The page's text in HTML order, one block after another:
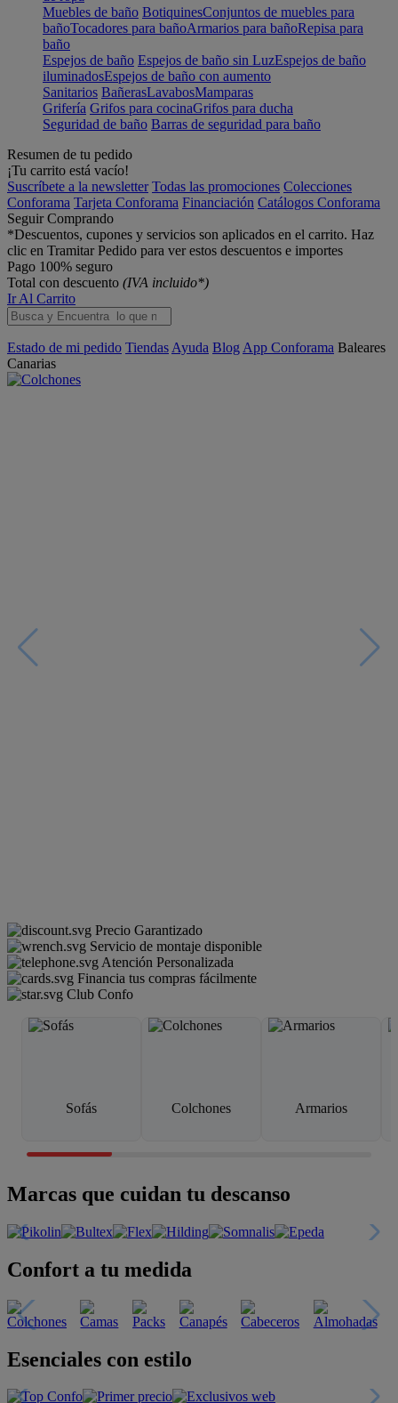
Muebles de baño BotiquinesConjuntos de muebles para
bañoTocadores para bañoArmarios para bañoRepisa para
baño
Espejos de baño Espejos de baño sin LuzEspejos de baño
iluminadosEspejos de baño con aumento
Sanitarios BañerasLavabosMamparas
Grifería Grifos para cocinaGrifos para ducha
Seguridad de baño Barras de seguridad para baño
Resumen de tu pedido
¡Tu carrito está vacío!
Suscríbete a la newsletter Todas las promociones Colecciones
Conforama Tarjeta Conforama Financiación Catálogos Conforama
Seguir Comprando
*Descuentos, cupones y servicios son aplicados en el carrito. Haz
clic en Tramitar Pedido para ver estos descuentos e importes
Pago 100% seguro
Total con descuento (IVA incluido*)
Ir Al Carrito
Estado de mi pedido Tiendas Ayuda Blog App Conforama Baleares
Canarias
Precio Garantizado
Servicio de montaje disponible
Atención Personalizada
Financia tus compras fácilmente
Club Confo
Sofás Colchones Armarios
Marcas que cuidan tu descanso
Confort a tu medida
Esenciales con estilo